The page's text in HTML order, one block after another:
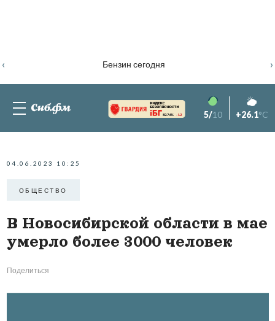
Бензин сегодня
‹ ›
82.76% -1.2 5/10 +26.1°C
04.06.2023 10:25
ОБЩЕСТВО
В Новосибирской области в мае
умерло более 3000 человек
Поделиться